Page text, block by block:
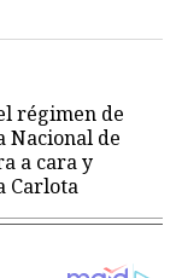
régimen de
Nacional de
a cara y
Carlota